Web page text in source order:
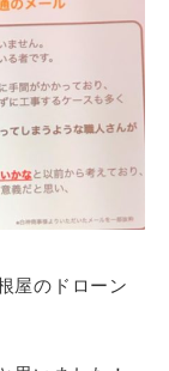
屋のドローン